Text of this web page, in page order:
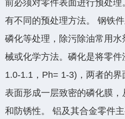
添加微信·专属服务
前必须对零件表面进行预处
有不同的预处理方法。 钢铁
磷化等处理，除污除油常用
械或化学方法。磷化是将零
1.0-1.1，Ph= 1-3)，两者的
表面形成一层致密的磷化膜
和防锈性。 铝及其合金零件